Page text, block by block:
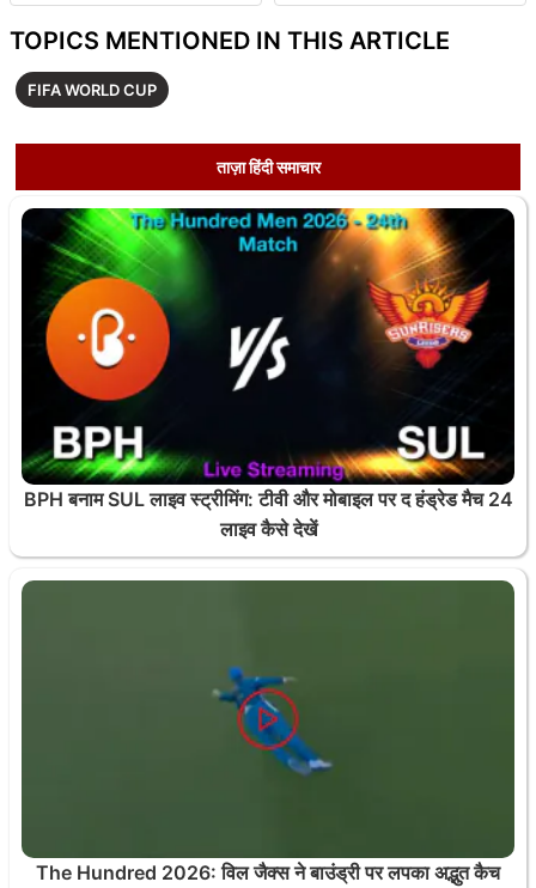
TOPICS MENTIONED IN THIS ARTICLE
FIFA WORLD CUP
ताज़ा हिंदी समाचार
BPH बनाम SUL लाइव स्ट्रीमिंग: टीवी और मोबाइल पर द हंड्रेड मैच 24
लाइव कैसे देखें
The Hundred 2026: विल जैक्स ने बाउंड्री पर लपका अद्भुत कैच